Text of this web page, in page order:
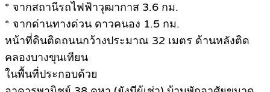
* จากสถานีรถไฟฟ้าวุฒากาส 3.6 กม.
* จากด่านทางด่วน ดาวคนอง 1.5 กม.
หน้าที่ดินติดถนนกว้างประมาณ 32 เมตร ด้านหลังติด
คลองบางขุนเทียน
ในพื้นที่ประกอบด้วย